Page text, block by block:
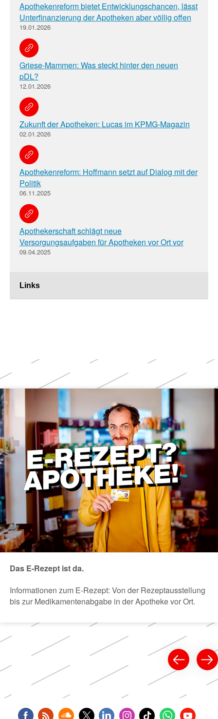
Links
Apothekenreform bietet Entwicklungschancen, lässt
Unterfinanzierung der Apotheken aber völlig offen
19.01.2026
Griese-Mammen: Was steckt hinter den neuen
pDL?
12.01.2026
Zukunft der Apotheken: Lucas im KPMG-Magazin
02.01.2026
Apothekenreform: Hoffmann setzt auf Dialog mit der
Politik
06.11.2025
Apothekerschaft schlägt neue
Versorgungsaufgaben für Apotheken vor Ort vor
09.04.2025
Weitere
Themen
Das E-Rezept ist da.
Informationen zum E-Rezept: Von der Rezeptausstellung
bis zur Medikamentenabgabe in der Apotheke vor Ort.